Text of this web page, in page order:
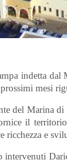
indetta
mesi
del Marina
il
ricchezza e
intervenuti